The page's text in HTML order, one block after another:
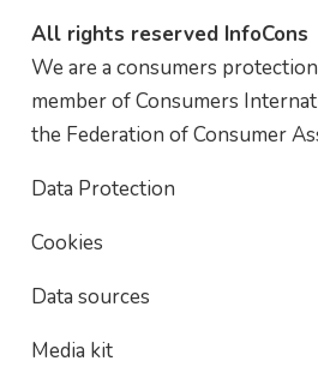
All rights reserved InfoCons
We are a consumers
member of Consumers
the Federation of Consumer
Data Protection
Cookies
Data sources
Media kit